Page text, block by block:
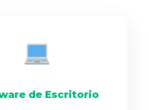
de Escritorio